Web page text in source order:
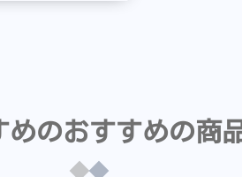
めのおすすめの商